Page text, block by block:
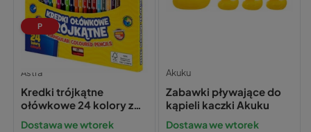
P
Astra
Kredki trójkątne
ołówkowe 24 kolory z
temperówką Astra
Dostawa we wtorek
Akuku
Zabawki pływające do
kąpieli kaczki Akuku
Dostawa we wtorek